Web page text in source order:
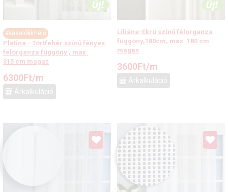
#vasalókímélő
Platina - Törtfehér színű fényes
félorganza függöny , max.
315 cm magas
6300Ft/m
Árkalkuláció
Liliána-Ekrü színű félorganza
függöny,180cm, max. 180 cm
magas
3600Ft/m
Árkalkuláció